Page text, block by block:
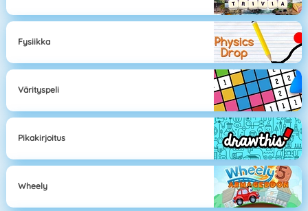
Fysiikka
Värityspeli
Pikakirjoitus
Wheely